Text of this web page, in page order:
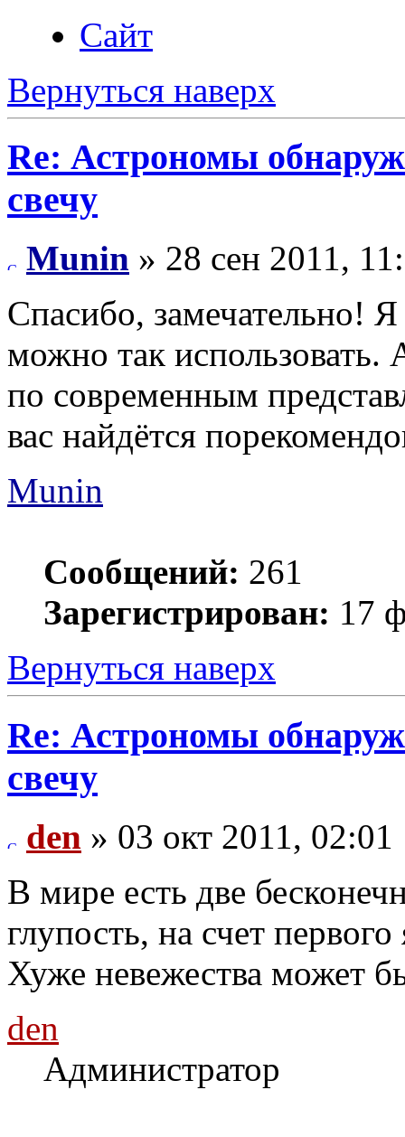
Сайт
Вернуться наверх
Re: Астрономы
свечу
Munin » 28 сен 2011,
Спасибо, замечательно!
можно так
по современным
вас найдётся
Munin
Сообщений: 261
Зарегистрирован: 17
Вернуться наверх
Re: Астрономы
свечу
den » 03 окт 2011, 02:01
В мире есть две
глупость, на счет
Хуже невежества может
den
Администратор